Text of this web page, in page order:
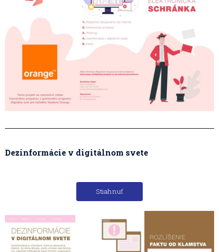
Dezinformácie v digitálnom svete
Stiahnuť